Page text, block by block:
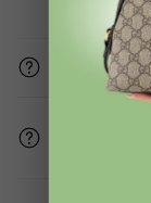
Gli
Come mi